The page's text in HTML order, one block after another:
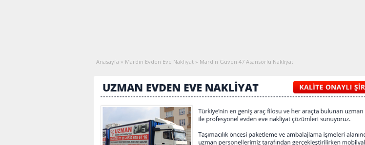
Anasayfa » Mardin Evden Eve Nakliyat » Mardin Güven 47 Asansörlü Nakliyat